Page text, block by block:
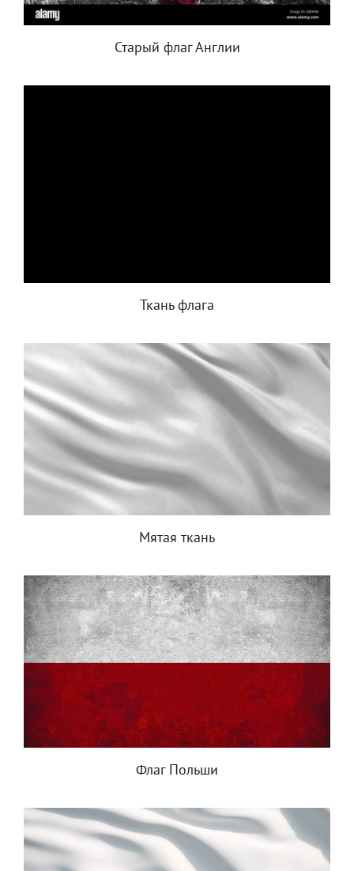
Старый флаг Англии
Ткань флага
Мятая ткань
Флаг Польши